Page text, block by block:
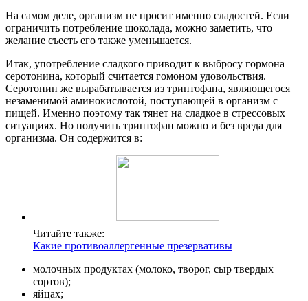
На самом деле, организм не просит именно сладостей. Если
ограничить потребление шоколада, можно заметить, что
желание съесть его также уменьшается.
Итак, употребление сладкого приводит к выбросу гормона
серотонина, который считается гомоном удовольствия.
Серотонин же вырабатывается из триптофана, являющегося
незаменимой аминокислотой, поступающей в организм с
пищей. Именно поэтому так тянет на сладкое в стрессовых
ситуациях. Но получить триптофан можно и без вреда для
организма. Он содержится в:
Читайте также:
Какие противоаллергенные презервативы
молочных продуктах (молоко, творог, сыр твердых
сортов);
яйцах;